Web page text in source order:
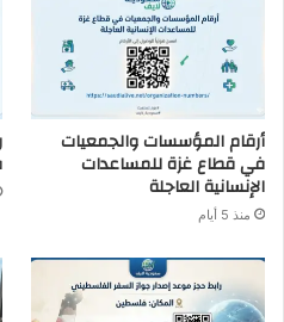
أرقام المؤسسات والجمعيات
في قطاع غزة للمساعدات
الإنسانية العاجلة
منذ 5 أيام